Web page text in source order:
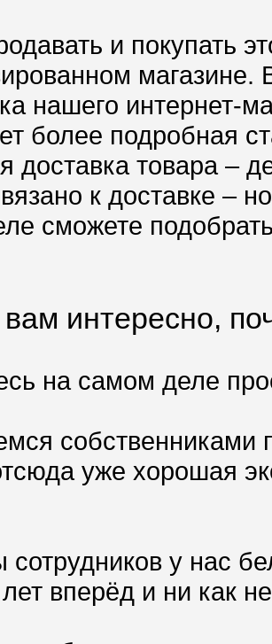
и покупать
магазине.
нашего интернет-
более подробная
доставка товара –
к доставке –
сможете
интересно,
на самом деле
собственниками
уже хорошая
сотрудников у нас
вперёд и ни как